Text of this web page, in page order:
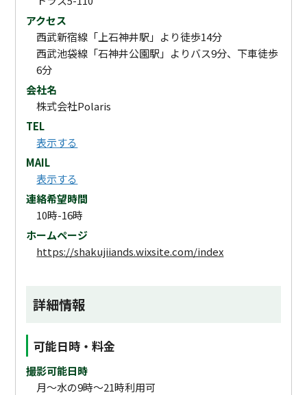
アクセス
西武新宿線「上石神井駅」より徒歩14分
西武池袋線「石神井公園駅」よりバス9分、下車徒歩
6分
会社名
株式会社Polaris
TEL
表示する
MAIL
表示する
連絡希望時間
10時-16時
ホームページ
https://shakujiiands.wixsite.com/index
詳細情報
可能日時・料金
撮影可能日時
月〜水の9時〜21時利用可